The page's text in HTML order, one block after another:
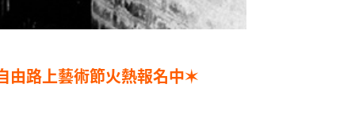
由路上藝術節火熱報名中✶